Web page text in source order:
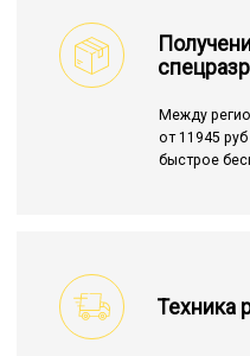
Между
от 11945
быстрое
Техника